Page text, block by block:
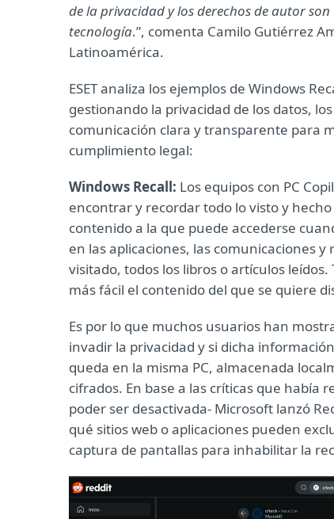
de la privacidad y los derechos de autor
tecnología.”, comenta Camilo Gutiérrez
Latinoamérica.
ESET analiza los ejemplos de Windows
gestionando la privacidad de los datos,
comunicación clara y transparente para
cumplimiento legal:
Windows Recall: Los equipos con PC
encontrar y recordar todo lo visto y
contenido a la que puede accederse
en las aplicaciones, las comunicaciones
visitado, todos los libros o artículos
más fácil el contenido del que se quiere
Es por lo que muchos usuarios han
invadir la privacidad y si dicha
queda en la misma PC, almacenada
cifrados. En base a las críticas que había
poder ser desactivada- Microsoft lanzó
qué sitios web o aplicaciones pueden
captura de pantallas para inhabilitar la